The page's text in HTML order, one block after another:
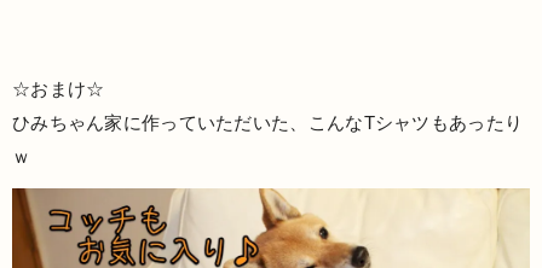
☆おまけ☆
ひみちゃん家に作っていただいた、こんなTシャツもあったり
ｗ